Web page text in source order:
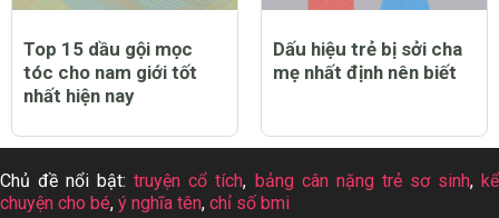
Top 15 dầu gội mọc
tóc cho nam giới tốt
nhất hiện nay
Dấu hiệu trẻ bị sởi cha
mẹ nhất định nên biết
Chủ đề nổi bật:truyện cổ tích, bảng cân nặng trẻ sơ sinh, kể
chuyện cho bé, ý nghĩa tên, chỉ số bmi